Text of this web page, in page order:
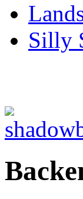
Silly